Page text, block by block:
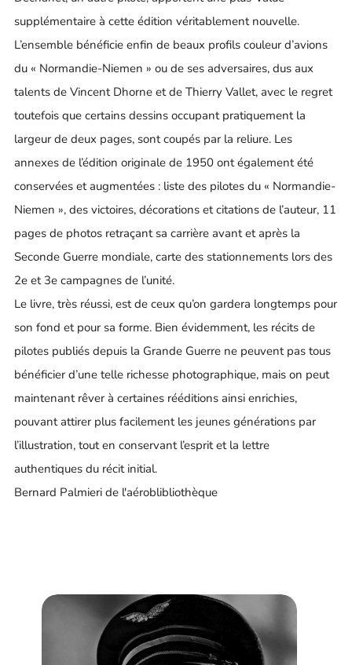
supplémentaire à cette édition véritablement nouvelle.
L’ensemble bénéficie enfin de beaux profils couleur d’avions
du « Normandie-Niemen » ou de ses adversaires, dus aux
talents de Vincent Dhorne et de Thierry Vallet, avec le regret
toutefois que certains dessins occupant pratiquement la
largeur de deux pages, sont coupés par la reliure. Les
annexes de l’édition originale de 1950 ont également été
conservées et augmentées : liste des pilotes du « Normandie-
Niemen », des victoires, décorations et citations de l’auteur, 11
pages de photos retraçant sa carrière avant et après la
Seconde Guerre mondiale, carte des stationnements lors des
2e et 3e campagnes de l’unité.
Le livre, très réussi, est de ceux qu’on gardera longtemps pour
son fond et pour sa forme. Bien évidemment, les récits de
pilotes publiés depuis la Grande Guerre ne peuvent pas tous
bénéficier d’une telle richesse photographique, mais on peut
maintenant rêver à certaines rééditions ainsi enrichies,
pouvant attirer plus facilement les jeunes générations par
l’illustration, tout en conservant l’esprit et la lettre
authentiques du récit initial.
Bernard Palmieri de l'aéroblibliothèque